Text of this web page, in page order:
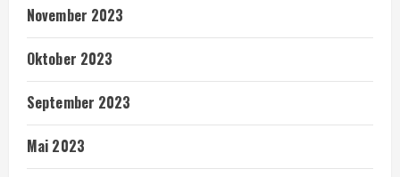
November 2023
Oktober 2023
September 2023
Mai 2023